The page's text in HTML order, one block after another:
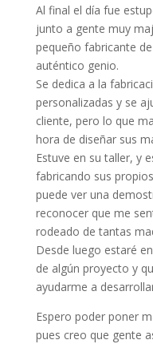
Al final el día fue
junto a gente muy
pequeño fabricante
auténtico genio.
Se dedica a la
personalizadas y se
cliente, pero lo que
hora de diseñar sus
Estuve en su taller, y
fabricando sus
puede ver una
reconocer que me
rodeado de tantas
Desde luego estaré
de algún proyecto y
ayudarme a
Espero poder poner
pues creo que gente